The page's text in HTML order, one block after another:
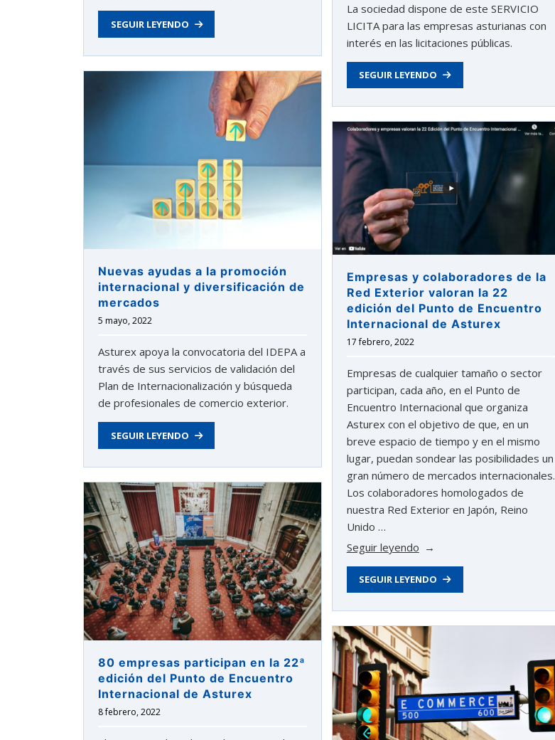
La sociedad dispone de este SERVICIO
LICITA para las empresas asturianas con
interés en las licitaciones públicas.
SEGUIR LEYENDO
SEGUIR LEYENDO
Nuevas ayudas a la promoción
internacional y diversificación de
mercados
5 mayo, 2022
Asturex apoya la convocatoria del IDEPA a
través de sus servicios de validación del
Plan de Internacionalización y búsqueda
de profesionales de comercio exterior.
SEGUIR LEYENDO
Empresas y colaboradores de la
Red Exterior valoran la 22
edición del Punto de Encuentro
Internacional de Asturex
17 febrero, 2022
Empresas de cualquier tamaño o sector
participan, cada año, en el Punto de
Encuentro Internacional que organiza
Asturex con el objetivo de que, en un
breve espacio de tiempo y en el mismo
lugar, puedan sondear las posibilidades un
gran número de mercados internacionales.
Los colaboradores homologados de
nuestra Red Exterior en Japón, Reino
Unido …
Seguir leyendo«Empresas
y
colaboradores
de
la
Red
Exterior
valoran
la
22
edición
del
SEGUIR LEYENDO
80 empresas participan en la 22ª
edición del Punto de Encuentro
Internacional de Asturex
8 febrero, 2022